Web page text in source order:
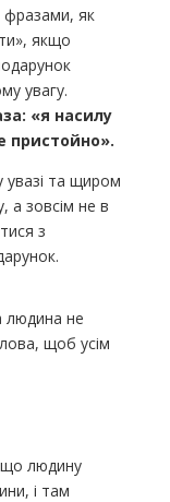
фразами, як
якщо
увагу.
«я насилу
пристойно».
увазі та щиром
а зовсім не в
з
людина не
щоб усім
людину
і там